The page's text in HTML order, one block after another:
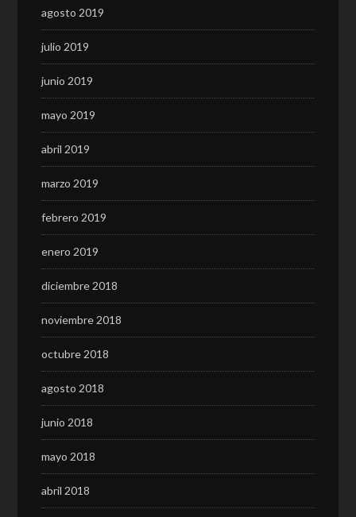
agosto 2019
julio 2019
junio 2019
mayo 2019
abril 2019
marzo 2019
febrero 2019
enero 2019
diciembre 2018
noviembre 2018
octubre 2018
agosto 2018
junio 2018
mayo 2018
abril 2018